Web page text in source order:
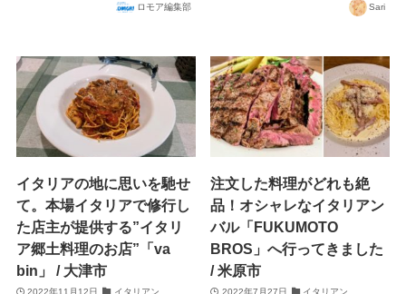
ロモア編集部 Sari
イタリアの地に思いを馳せ
て。本場イタリアで修行し
た店主が提供する”イタリ
ア郷土料理のお店”「va
bin」 / 大津市
2022年11月12日 イタリアン
注文した料理がどれも絶
品！オシャレなイタリアン
バル「FUKUMOTO
BROS」へ行ってきました
/ 米原市
2022年7月27日 イタリアン